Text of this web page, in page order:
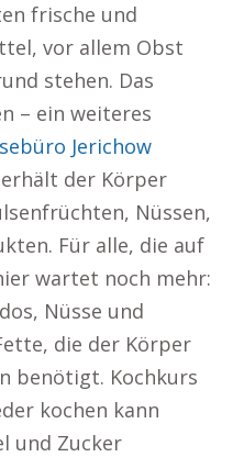
frische und
vor allem Obst
stehen. Das
– ein weiteres
Jerichow
der Körper
Nüssen,
Für alle, die auf
wartet noch mehr:
Nüsse und
die der Körper
benötigt. Kochkurs
kochen kann
und Zucker